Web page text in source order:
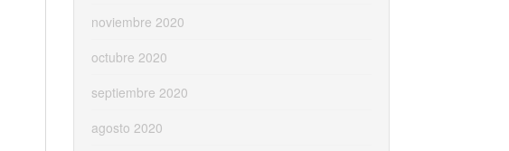
noviembre 2020
octubre 2020
septiembre 2020
agosto 2020